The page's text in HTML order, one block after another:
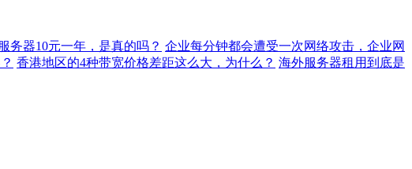
务器10元一年，是真的吗？ 企业每分钟都会遭受一次网络攻击，企业网
香港地区的4种带宽价格差距这么大，为什么？ 海外服务器租用到底是